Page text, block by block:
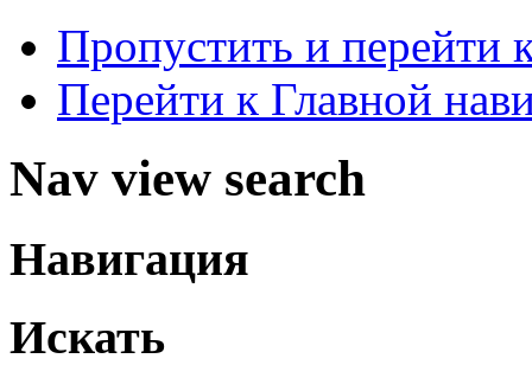
Пропустить и перейти
Перейти к Главной
Nav view search
Навигация
Искать